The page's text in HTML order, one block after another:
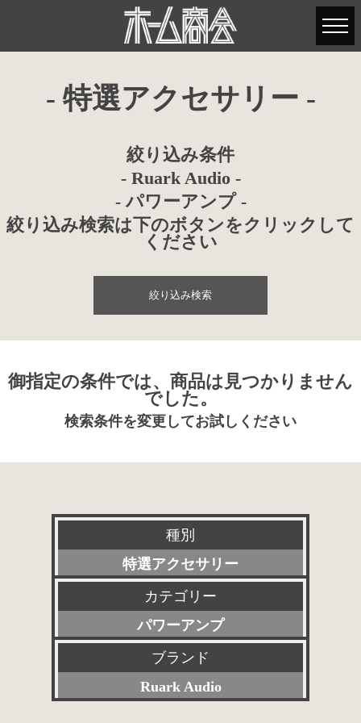
- 特選アクセサリー -
絞り込み条件
- Ruark Audio -
- パワーアンプ -
絞り込み検索は下のボタンをクリックして
ください
絞り込み検索
御指定の条件では、商品は見つかりません
でした。
検索条件を変更してお試しください
種別
特選アクセサリー
新品
委託販売品
特価品
その他委託販売品
カテゴリー
パワーアンプ
すべて
プリアンプ
ブランド
Ruark Audio